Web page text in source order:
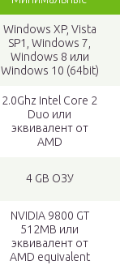
Windows XP, Vista
SP1, Windows 7,
Windows 8 или
Windows 10 (64bit)
2.0Ghz Intel Core 2
Duo или
эквивалент от
AMD
4 GB ОЗУ
NVIDIA 9800 GT
512MB или
эквивалент от
AMD equivalent